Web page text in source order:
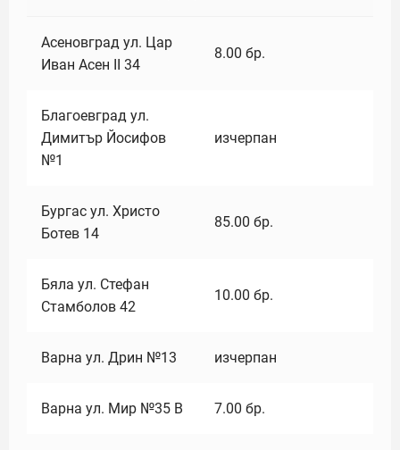
Асеновград ул. Цар
Иван Асен II 34
8.00 бр.
Благоевград ул.
Димитър Йосифов
№1
изчерпан
Бургас ул. Христо
Ботев 14
85.00 бр.
Бяла ул. Стефан
Стамболов 42
10.00 бр.
Варна ул. Дрин №13 изчерпан
Варна ул. Мир №35 В 7.00 бр.